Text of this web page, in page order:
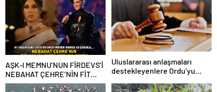
AŞK-I MEMNU’NUN FİRDEVS’İ
NEBAHAT ÇEHRE’NİN FİT
KALMA SIRRI! 81 yaşındaki
Uluslararası anlaşmaları
destekleyenlere Ordu’yu